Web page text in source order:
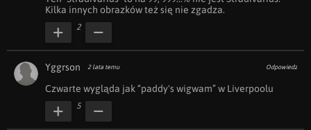
Kilka innych obrazków też się nie zgadza.
2
Yggrson 2 lata temu Odpowiedz
Czwarte wygląda jak “paddy's wigwam” w Liverpoolu
5